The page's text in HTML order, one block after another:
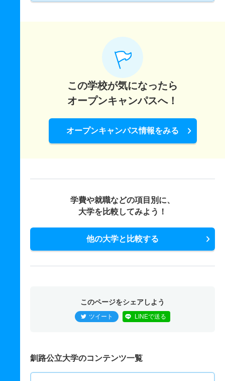
この学校が気になったら
オープンキャンパスへ！
オープンキャンパス情報をみる
学費や就職などの項目別に、
大学を比較してみよう！
他の大学と比較する
このページをシェアしよう
ツイート LINEで送る
釧路公立大学のコンテンツ一覧